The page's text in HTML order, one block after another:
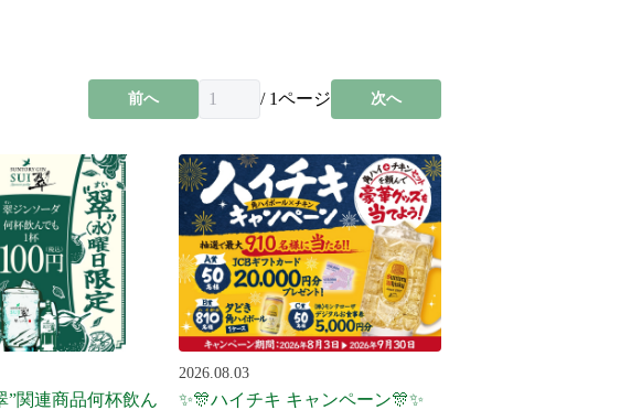
前へ / 1ページ 次へ
”関連商品何杯飲ん
2026.08.03
✨🎊ハイチキ キャンペーン🎊✨